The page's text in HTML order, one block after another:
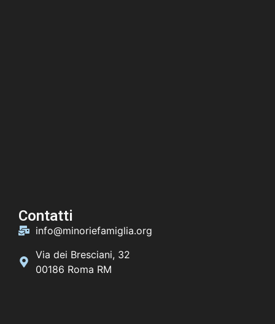
Contatti
info@minoriefamiglia.org
Via dei Bresciani, 32
00186 Roma RM